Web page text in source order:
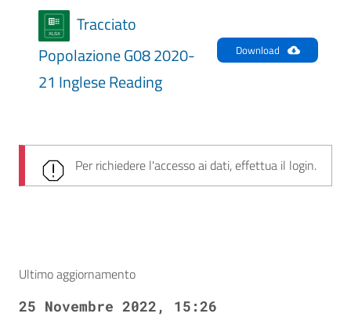
Tracciato
Popolazione G08 2020-
21 Inglese Reading
Download
Per richiedere l'accesso ai dati, effettua il login.
Ultimo aggiornamento
25 Novembre 2022, 15:26